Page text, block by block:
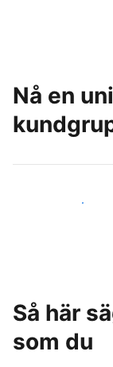
Nå en
Nå nya gäster
Så här
som du